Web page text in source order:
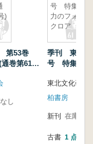
墳造営年代の
臼杵 勲・
装具の編年と東
の契機につい
の画期と諸類
)
第53巻
巻第615
し
号 特集:暴
力のフォー
クロア
季刊 東北
号 特集:暴
柏書房
新刊 在庫なし
古書 1 点